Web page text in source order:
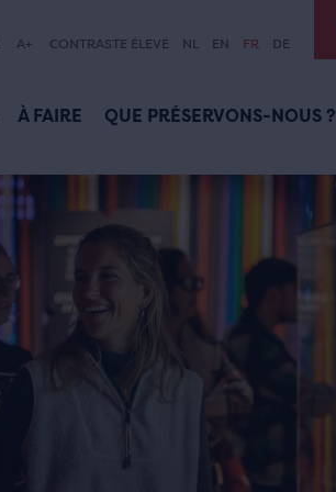
A+ CONTRASTE ÉLEVÉ NL EN FR DE
À FAIRE QUE PRÉSERVONS-NOUS ?